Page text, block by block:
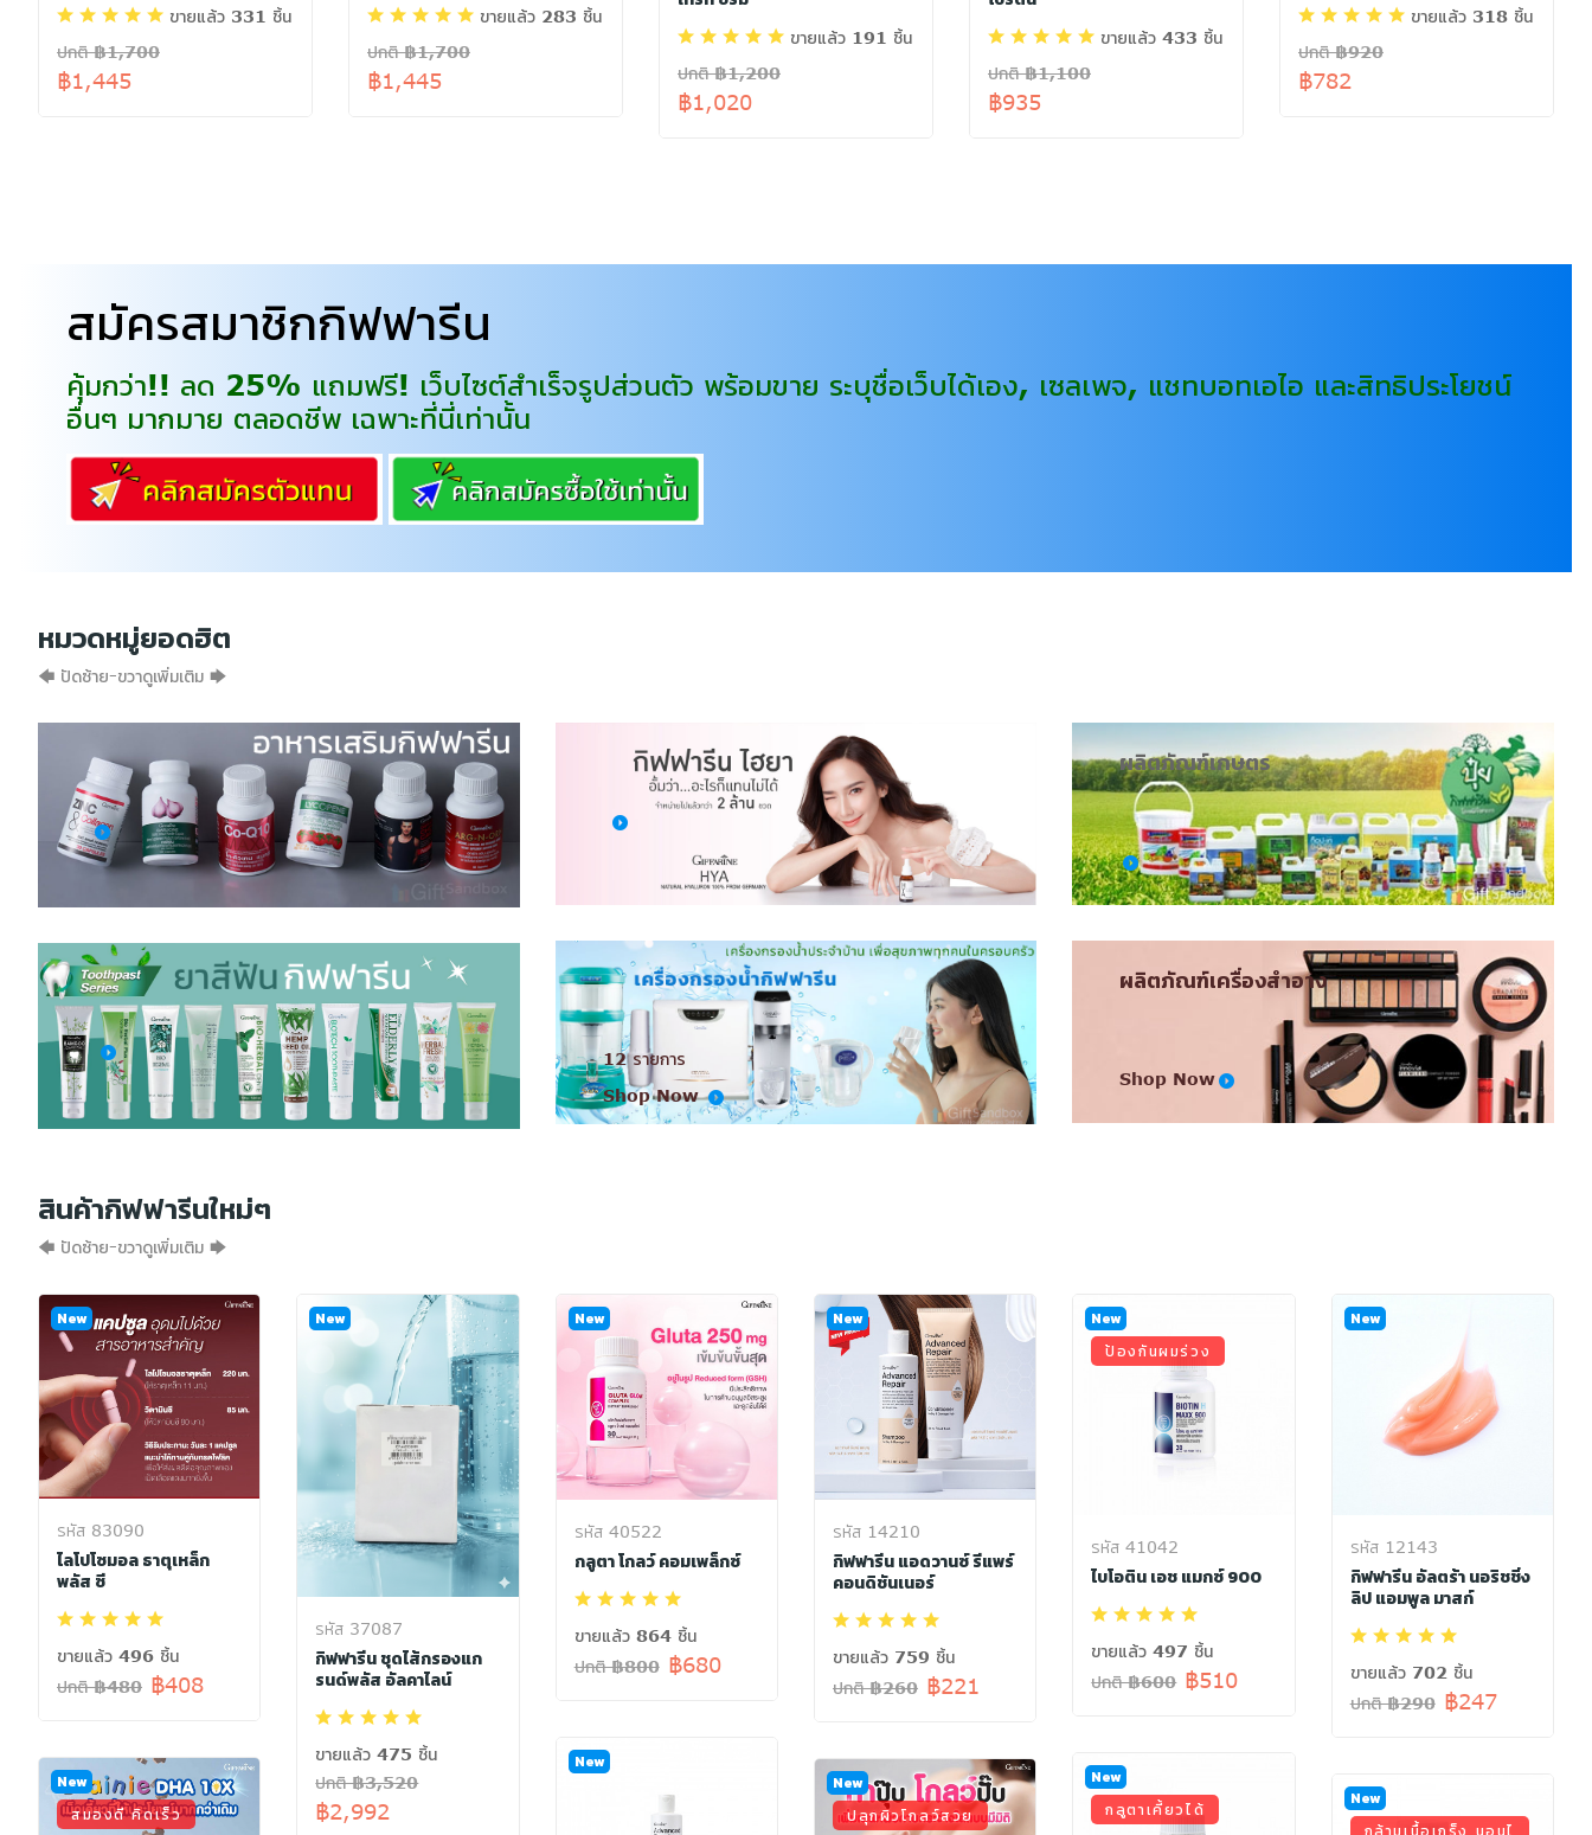
ขายแล้ว 331 ชิ้น
ปกติ ฿1,700
฿1,445
ขายแล้ว 283 ชิ้น
ปกติ ฿1,700
฿1,445
ขายแล้ว 191 ชิ้น
ปกติ ฿1,200
฿1,020
ขายแล้ว 433 ชิ้น
ปกติ ฿1,100
฿935
ขายแล้ว 318 ชิ้น
ปกติ ฿920
฿782
สมัครสมาชิกกิฟฟารีน
คุ้มกว่า!! ลด 25% แถมฟรี! เว็บไซต์สำเร็จรูปส่วนตัว พร้อมขาย ระบุชื่อเว็บได้เอง, เซลเพจ, แชทบอทเอไอ และสิทธิประโยชน์
อื่นๆ มากมาย ตลอดชีพ เฉพาะที่นี่เท่านั้น
หมวดหมู่ยอดฮิต
🡄 ปัดซ้าย-ขวาดูเพิ่มเติม 🡆
12 รายการ
Shop Now
ผลิตภัณฑ์เกษตร
ผลิตภัณฑ์เครื่องสำอาง
Shop Now
สินค้ากิฟฟารีนใหม่ๆ
🡄 ปัดซ้าย-ขวาดูเพิ่มเติม 🡆
New
รหัส 83090
ไลโปโซมอล ธาตุเหล็ก
พลัส ซี
ขายแล้ว 496 ชิ้น
ปกติ ฿480 ฿408
New
สมองดี คิดเร็ว
New
รหัส 37087
กิฟฟารีน ชุดไส้กรองแก
รนด์พลัส อัลคาไลน์
ขายแล้ว 475 ชิ้น
ปกติ ฿3,520
฿2,992
New
รหัส 40522
กลูตา โกลว์ คอมเพล็กซ์
ขายแล้ว 864 ชิ้น
ปกติ ฿800 ฿680
New
New
รหัส 14210
กิฟฟารีน แอดวานซ์ รีแพร์
คอนดิชันเนอร์
ขายแล้ว 759 ชิ้น
ปกติ ฿260 ฿221
New
ปลุกผิวโกลว์สวย
New
ป้องกันผมร่วง
รหัส 41042
ไบโอติน เอช แมกซ์ 900
ขายแล้ว 497 ชิ้น
ปกติ ฿600 ฿510
New
กลูตาเคี้ยวได้
New
รหัส 12143
กิฟฟารีน อัลตร้า นอริชชิ่ง
ลิป แอมพูล มาสก์
ขายแล้ว 702 ชิ้น
ปกติ ฿290 ฿247
New
กล้ามเนื้อเกร็ง นอนไ